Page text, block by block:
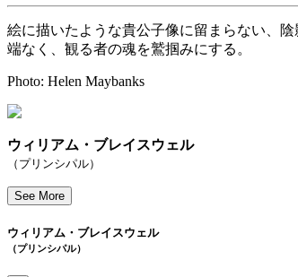
絵に描いたような貴公子像に留まらない、
端なく、観る者の魂を鷲掴みにする。
Photo: Helen Maybanks
ウィリアム・ブレイスウェル
（プリンシパル）
See More
ウィリアム・ブレイスウェル
（プリンシパル）